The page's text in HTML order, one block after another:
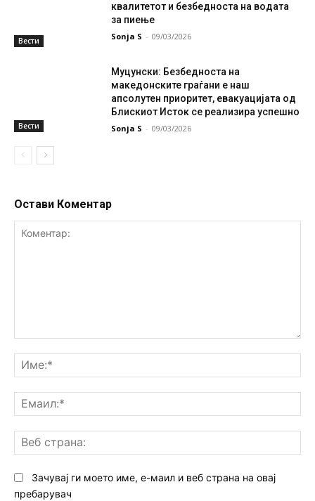
Вести
квалитетот и безбедноста на водата
за пиење
Sonja S - 09/03/2026
Вести
Муцунски: Безбедноста на
македонските граѓани е наш
апсолутен приоритет, евакуацијата од
Блискиот Исток се реализира успешно
Sonja S - 09/03/2026
Остави Коментар
Зачувај ги моето име, е-маил и веб страна на овај
пребарувач